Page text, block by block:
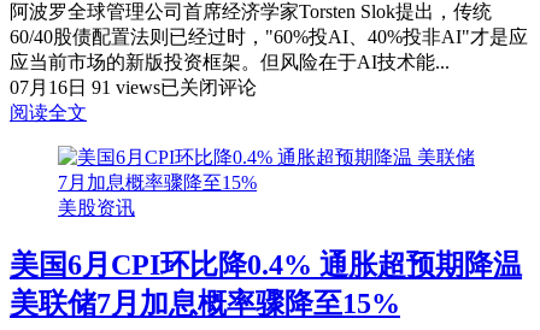
存
价
格
波
发
华
担
忧
阿波罗全球管理公司首席经济学家Torsten Slok提出，传统
60/40股债配置法则已经过时，"60%投AI、40%投非AI"才是应
应当前市场的新版投资框架。但风险在于AI技术能...
07月16日 91 views阿
首
席
学
家：
60%
已关闭评论
阅读全文
美股资讯
美国6月CPI环比降0.4% 通胀超预期降温
美联储7月加息概率骤降至15%